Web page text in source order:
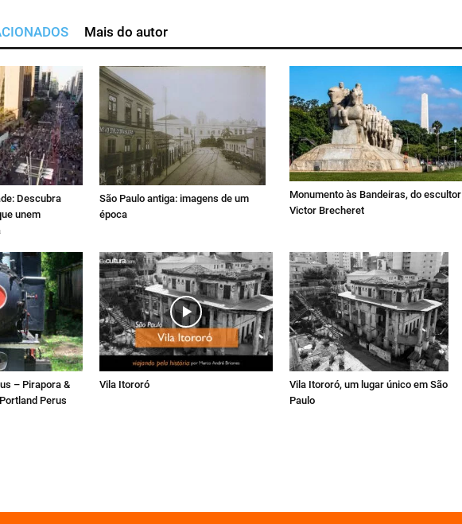
Mais do autor
Descubra
unem
São Paulo antiga: imagens de um
época
Monumento às Bandeiras, do escultor
Victor Brecheret
– Pirapora &
Perus
Vila Itororó
Vila Itororó, um lugar único em São
Paulo